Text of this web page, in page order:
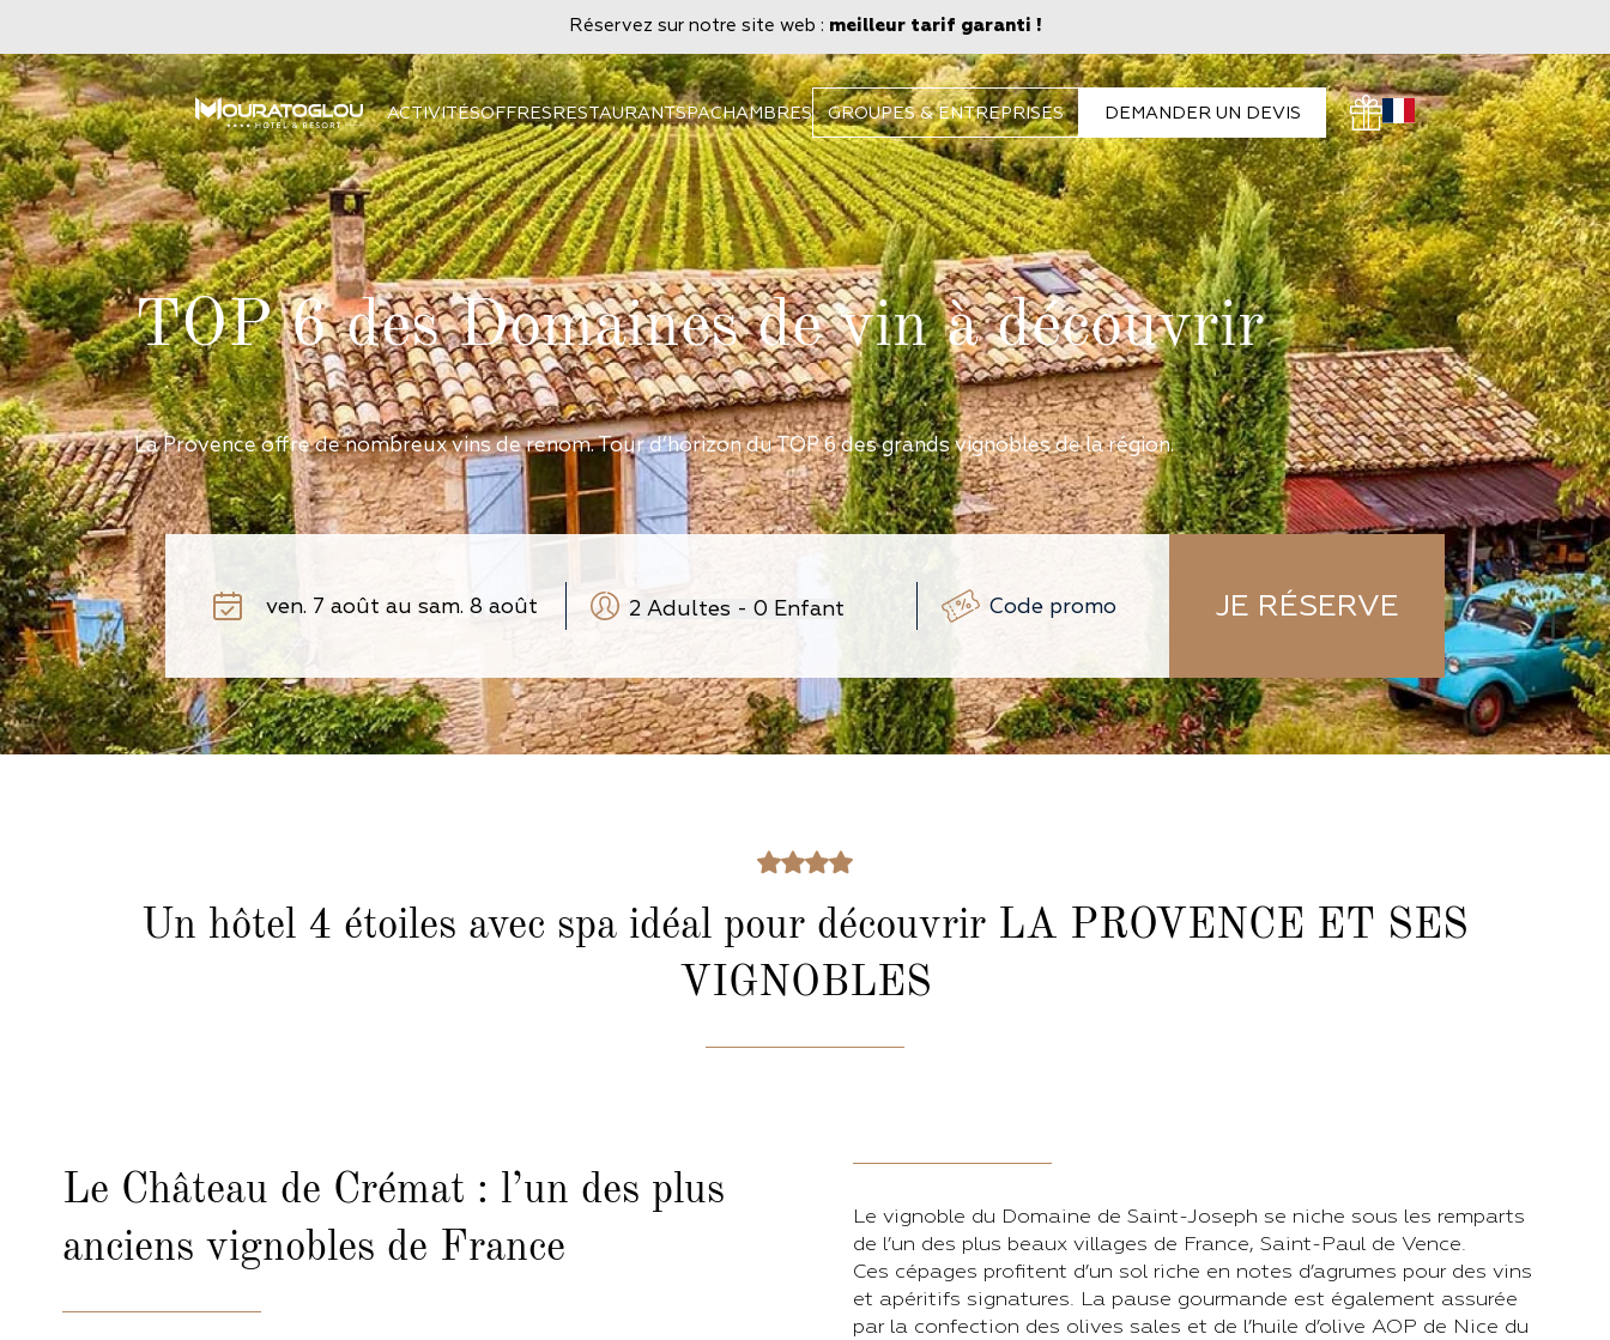
Réservez sur notre site web : meilleur tarif garanti !
ACTIVITÉSOFFRESRESTAURANTSPACHAMBRES GROUPES & ENTREPRISES DEMANDER UN DEVIS
TOP 6 des Domaines de vin à découvrir
La Provence offre de nombreux vins de renom. Tour d’horizon du TOP 6 des grands vignobles de la région.
2 Adultes - 0 Enfant
- +
-
JE RÉSERVE
Un hôtel 4 étoiles avec spa idéal pour découvrir LA PROVENCE ET SES
VIGNOBLES
Le Château de Crémat : l’un des plus
anciens vignobles de France
Le vignoble du Domaine de Saint-Joseph se niche sous les remparts
de l’un des plus beaux villages de France, Saint-Paul de Vence.
Ces cépages profitent d’un sol riche en notes d’agrumes pour des vins
et apéritifs signatures. La pause gourmande est également assurée
par la confection des olives sales et de l’huile d’olive AOP de Nice du